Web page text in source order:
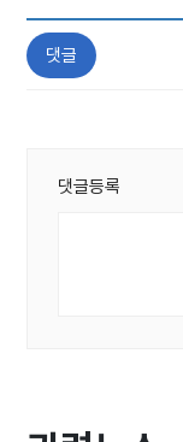
댓글
댓글등록